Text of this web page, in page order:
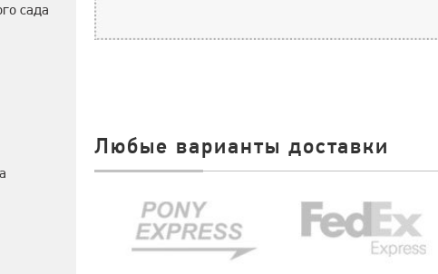
Любые варианты доставки
сада